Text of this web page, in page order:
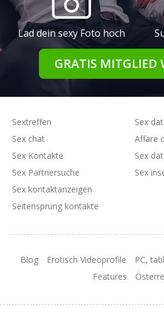
Lad dein sexy Foto hoch
GRATIS MITGLIED
Sextreffen
Sex chat
Sex Kontakte
Sex
Affäre
Sex
Sex Partnersuche
Sex kontaktanzeigen
Seitensprung kontakte
Sex
Blog Erotisch Videoprofile
PC,
Features